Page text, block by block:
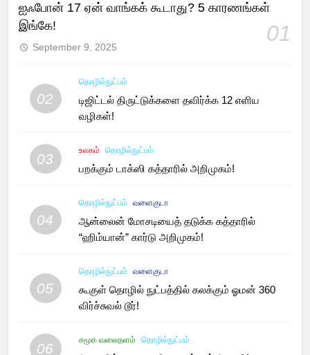
ஐஃபோன் 17 ஏன் வாங்கக் கூடாது? 5 காரணங்கள்
இங்கே!
01
September 9, 2025
02
தொழில்நுட்பம்
டிஜிட்டல் திருட்டுக்களை தவிர்க்க 12 எளிய
வழிகள்!
03
உலகம் தொழில்நுட்பம்
பறக்கும் டாக்ஸி கத்தாரில் அறிமுகம்!
04
தொழில்நுட்பம் வளைகுடா
ஆன்லைன் மோசடியைத் தடுக்க கத்தாரில்
“ஹிம்யான்” கார்டு அறிமுகம்!
05
தொழில்நுட்பம் வளைகுடா
கூகுள் தொழில் நுட்பத்தில் கலக்கும் ஓமன் 360
விர்ச்சுவல் டூர்!
06
சமூக வலைதளம் தொழில்நுட்பம்